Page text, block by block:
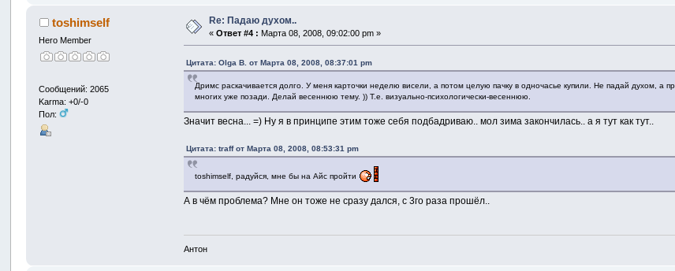
toshimself
Hero Member
Сообщений: 2065
Karma: +0/-0
Пол:
Re: Падаю духом..
«Ответ #4 : Марта 08, 2008, 09:02:00 pm »
Цитата: Olga B. от Марта 08, 2008, 08:37:01 pm
Дримс раскачивается долго. У меня карточки неделю висели, а потом целую пачку в одночасье купили. Не падай духом, а
многих уже позади. Делай весеннюю тему. )) Т.е. визуально-психологически-весеннюю.
Значит весна... =) Ну я в принципе этим тоже себя подбадриваю.. мол зима закончилась.. а я тут как тут..
Цитата: traff от Марта 08, 2008, 08:53:31 pm
toshimself, радуйся, мне бы на Айс пройти
А в чём проблема? Мне он тоже не сразу дался, с 3го раза прошёл..
Антон